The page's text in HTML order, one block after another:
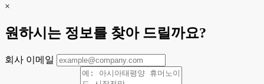
×
원하시는 정보를 찾아 드릴까요?
회사 이메일